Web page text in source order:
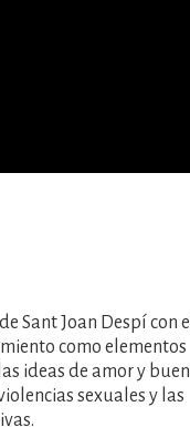
Sant Joan Despí con el
como elementos
ideas de amor y buen
sexuales y las